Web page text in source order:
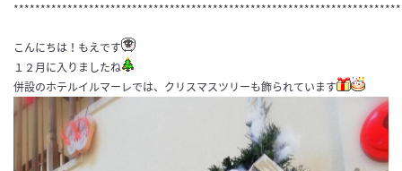
こんにちは！もえです
１２月に入りましたね
併設のホテルイルマーレでは、クリスマスツリーも飾られています